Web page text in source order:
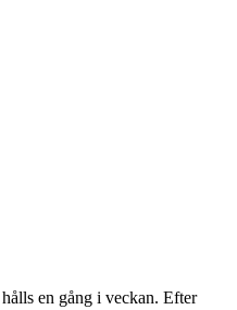
en gång i veckan. Efter